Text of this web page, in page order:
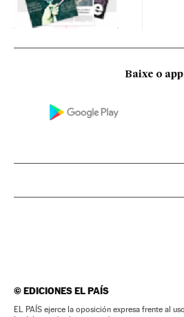
Baixe o app
©EDICIONES EL PAÍS
EL PAÍS ejerce la oposición expresa frente al